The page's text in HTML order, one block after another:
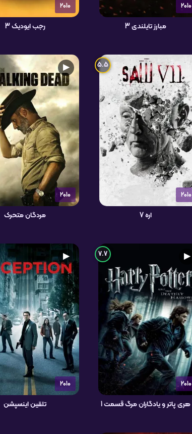
2010
مبارز تایلندی 3
2010
رجب ایودیک 3
2010
5.5
اره 7
2010
▶
مردگان متحرک
2010
▶
7.7
هری پاتر و یادگاران مرگ قسمت 1
2010
▶
تلقین اینسپشن